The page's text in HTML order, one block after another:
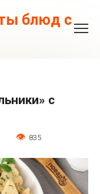
блюд с
835